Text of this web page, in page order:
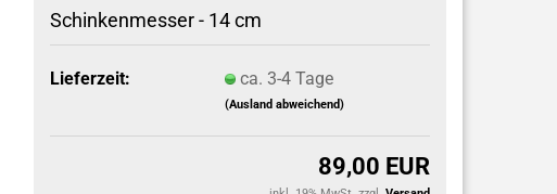
Schinkenmesser - 14 cm
Lieferzeit: ca. 3-4 Tage
(Ausland abweichend)
89,00 EUR